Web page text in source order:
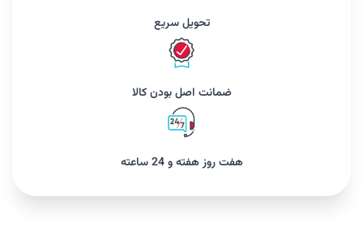
تحویل سریع
ضمانت اصل بودن کالا
هفت روز هفته و 24 ساعته